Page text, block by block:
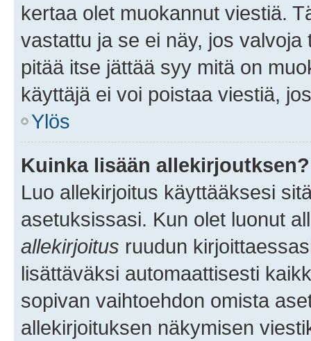
kertaa olet muokannut viestiä.
vastattu ja se ei näy, jos
pitää itse jättää syy mitä on
käyttäjä ei voi poistaa viestiä,
Ylös
Kuinka lisään allekirjoutksen?
Luo allekirjoitus käyttääksesi
asetuksissasi. Kun olet luonut
allekirjoitus ruudun
lisättäväksi automaattisesti
sopivan vaihtoehdon omista
allekirjoituksen näkymisen